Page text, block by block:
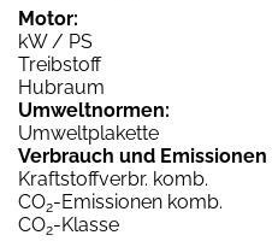
Motor:
kW / PS
Treibstoff
Hubraum
Umweltnormen:
Umweltplakette
Verbrauch und Emissionen
Kraftstoffverbr. komb.
CO2-Emissionen komb.
CO2-Klasse